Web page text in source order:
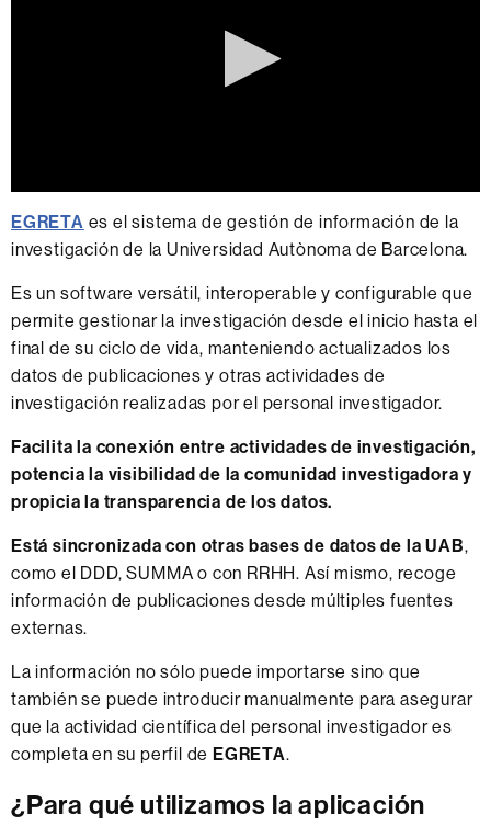
seconds
of
0
EGRETA es el sistema de gestión de información de la
investigación de la Universidad Autònoma de Barcelona.
Es un software versátil, interoperable y configurable que
permite gestionar la investigación desde el inicio hasta el
final de su ciclo de vida, manteniendo actualizados los
datos de publicaciones y otras actividades de
investigación realizadas por el personal investigador.
Facilita la conexión entre actividades de investigación,
potencia la visibilidad de la comunidad investigadora y
propicia la transparencia de los datos.
Está sincronizada con otras bases de datos de la UAB,
como el DDD, SUMMA o con RRHH. Así mismo, recoge
información de publicaciones desde múltiples fuentes
externas.
La información no sólo puede importarse sino que
también se puede introducir manualmente para asegurar
que la actividad científica del personal investigador es
completa en su perfil deEGRETA.
¿Para qué utilizamos la aplicación